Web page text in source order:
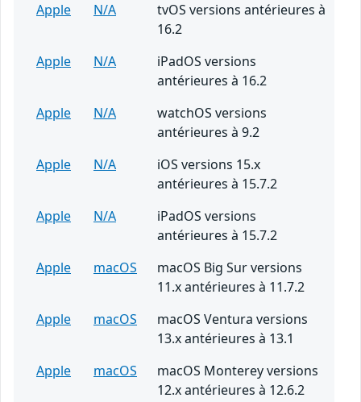
Apple N/A
tvOS versions antérieures à
16.2
Apple
N/A
iPadOS versions
antérieures à 16.2
Apple
N/A
watchOS versions
antérieures à 9.2
Apple
N/A
iOS versions 15.x
antérieures à 15.7.2
Apple
N/A
iPadOS versions
antérieures à 15.7.2
Apple
macOS
macOS Big Sur versions
11.x antérieures à 11.7.2
Apple
macOS
macOS Ventura versions
13.x antérieures à 13.1
Apple
macOS
macOS Monterey versions
12.x antérieures à 12.6.2